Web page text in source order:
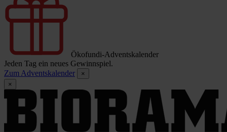
Ökofundi-Adventskalender
Jeden Tag ein neues Gewinnspiel.
Zum Adventskalender
×
×